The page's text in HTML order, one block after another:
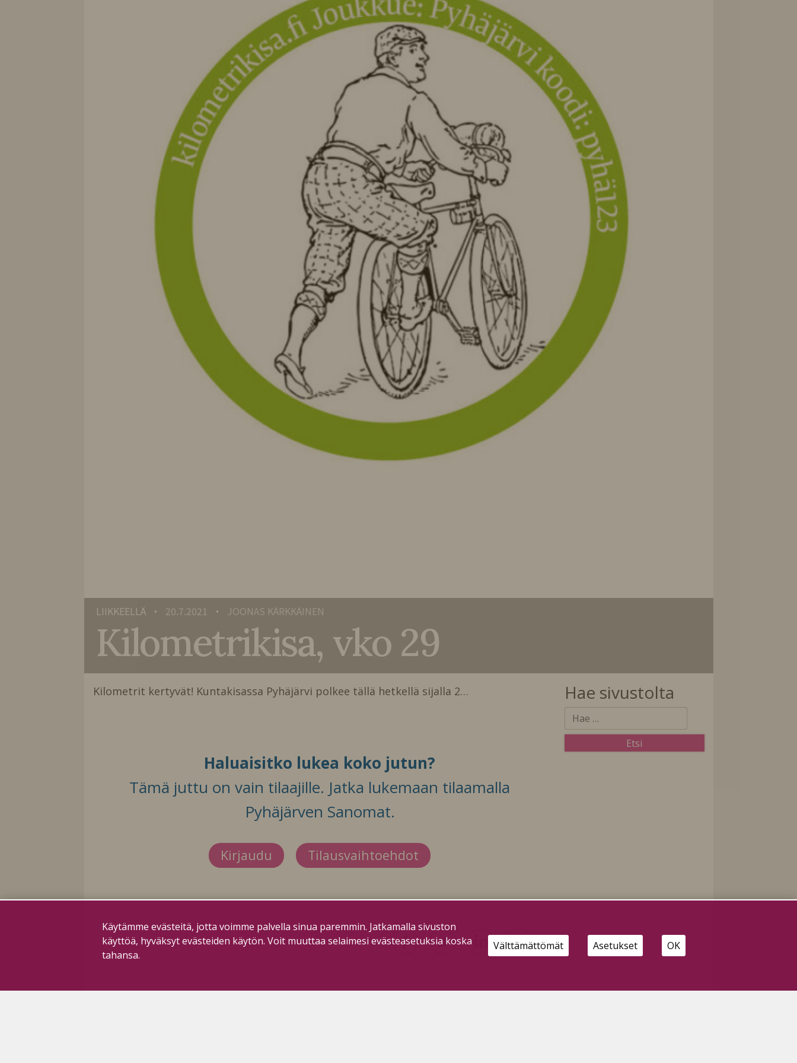
LIIKKEELLÄ • 20.7.2021 • JOONAS KÄRKKÄINEN
Kilometrikisa, vko 29
Kilometrit kertyvät! Kuntakisassa Pyhäjärvi polkee tällä hetkellä sijalla 2…
Haluaisitko lukea koko jutun?
Tämä juttu on vain tilaajille. Jatka lukemaan tilaamalla
Pyhäjärven Sanomat.
Kirjaudu Tilausvaihtoehdot
Hae sivustolta
Käytämme evästeitä, jotta voimme palvella sinua paremmin. Jatkamalla sivuston
käyttöä, hyväksyt evästeiden käytön. Voit muuttaa selaimesi evästeasetuksia koska
tahansa.
Välttämättömät Asetukset OK